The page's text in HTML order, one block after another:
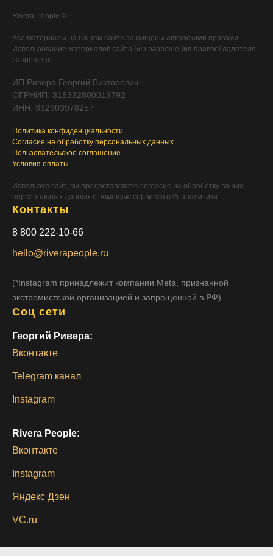
Rivera People ©
Все материалы на нашем сайте защищены авторскими правами.
Использование материалов сайта без разрешения правообладателя
запрещено.
ИП Ривера Георгий Викторович
ОГРНИП: 318332800013792
ИНН: 332903978257
Политика конфиденциальности
Согласие на обработку персональных данных
Пользовательское соглашение
Условия оплаты
Используя сайт, вы предоставляете согласие на обработку ваших
персональных данных с помощью сервисов веб-аналитики
Контакты
8 800 222-10-66
hello@riverapeople.ru
(*Instagram принадлежит компании Meta, признанной
экстремистской организацией и запрещенной в РФ)
Соц сети
Георгий Ривера:
Вконтакте
Telegram канал
Instagram
Rivera People:
Вконтакте
Instagram
Яндекс Дзен
VC.ru